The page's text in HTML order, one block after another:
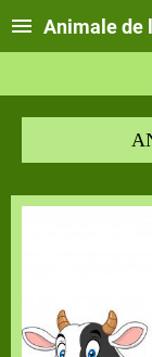
Animale de